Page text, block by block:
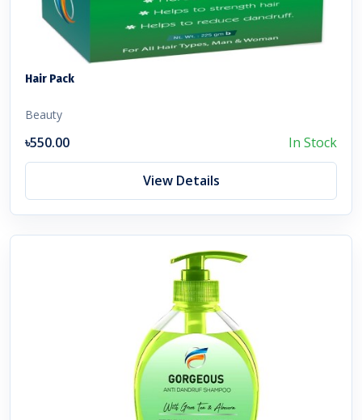
Hair Pack
Beauty
৳550.00 In Stock
View Details